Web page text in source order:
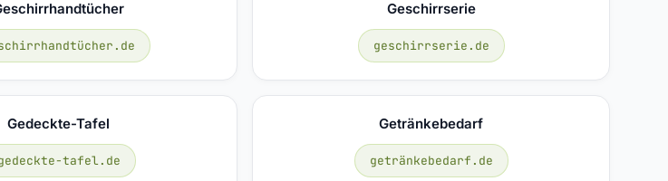
Geschirrserie
geschirrserie.de
Gedeckte-Tafel
tafel.de
Getränkebedarf
getränkebedarf.de